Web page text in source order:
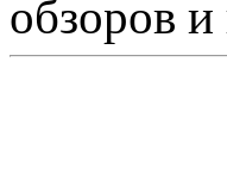
обзоров